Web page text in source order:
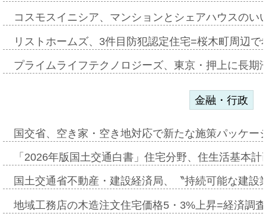
コスモスイニシア、マンションとシェアハウスの
リストホームズ、3件目防犯認定住宅=桜木町周辺
プライムライフテクノロジーズ、東京・押上に長
金融・行政
国交省、空き家・空き地対応で新たな施策パッケ
「2026年版国土交通白書」住宅分野、住生活基本
国土交通省不動産・建設経済局、〝持続可能な建
地域工務店の木造注文住宅価格5・3%上昇=経済調